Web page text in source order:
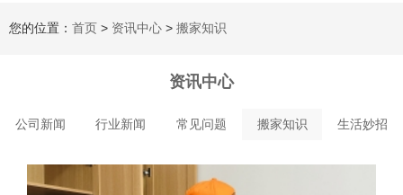
您的位置： 首页 > 资讯中心 > 搬家知识
资讯中心
公司新闻 行业新闻 常见问题 搬家知识 生活妙招